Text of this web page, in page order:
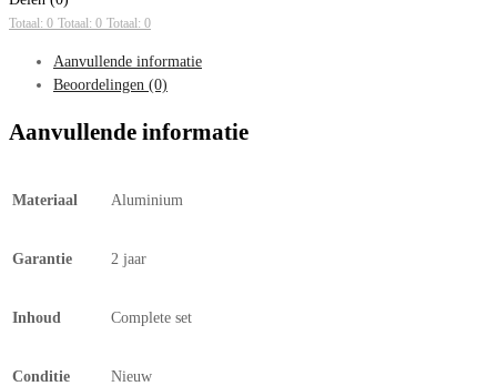
Totaal: 0 Totaal: 0 Totaal: 0
Aanvullende informatie
Beoordelingen (0)
Aanvullende informatie
Materiaal Aluminium
Garantie 2 jaar
Inhoud Complete set
Conditie Nieuw